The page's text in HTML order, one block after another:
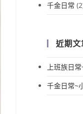
千金日常
近期文
上班族日
千金日常~